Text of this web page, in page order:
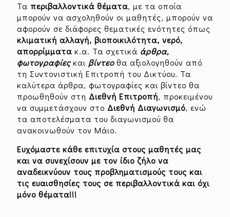
Τα περιβαλλοντικά θέματα, με τα οποία
μπορούν να ασχοληθούν οι μαθητές, μπορούν να
αφορούν σε διάφορες θεματικές ενότητες όπως
κλιματική αλλαγή, βιοποικιλότητα, νερό,
απορρίμματα κ.α. Τα σχετικά άρθρα,
φωτογραφίεςκαι βίντεοθα αξιολογηθούν από
τη Συντονιστική Επιτροπή του Δικτύου. Τα
καλύτερα άρθρα, φωτογραφίες και βίντεο θα
προωθηθούν στη Διεθνή Επιτροπή, προκειμένου
να συμμετάσχουν στο Διεθνή Διαγωνισμό, ενώ
τα αποτελέσματα του διαγωνισμού θα
ανακοινωθούν τον Μάιο.
Ευχόμαστε κάθε επιτυχία στους μαθητές μας
και να συνεχίσουν με τον ίδιο ζήλο να
αναδεικνύουν τους προβληματισμούς τους και
τις ευαισθησίες τους σε περιβαλλοντικά και όχι
μόνο θέματα!!!